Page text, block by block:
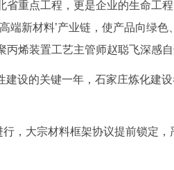
重点工程，更是企业的生命工程
端新材料’产业链，使产品向绿色
烯装置工艺主管师赵聪飞深感自
设的关键一年，石家庄炼化建设
大宗材料框架协议提前锁定，